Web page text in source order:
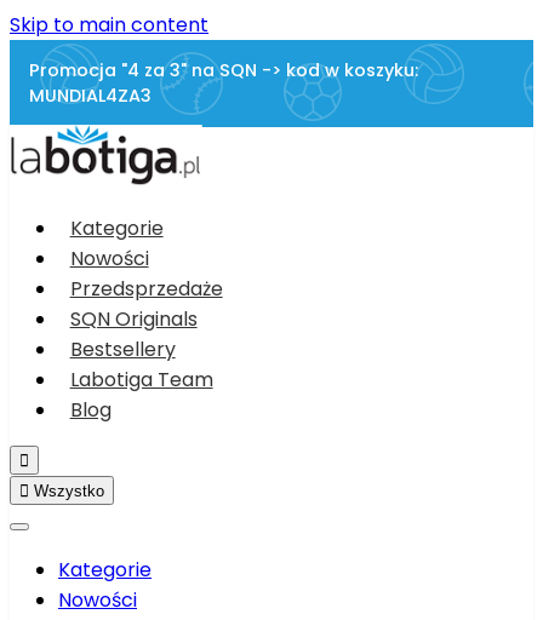
Skip to main content
Promocja "4 za 3" na SQN -> kod w koszyku:
MUNDIAL4ZA3
Kategorie
Nowości
Przedsprzedaże
SQN Originals
Bestsellery
Labotiga Team
Blog

 Wszystko
Kategorie
Nowości